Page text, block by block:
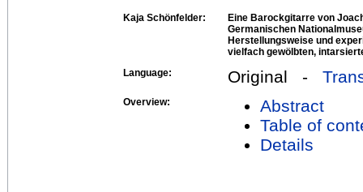
Kaja Schönfelder:
Eine Barockgitarre von
Germanischen
Herstellungsweise und
vielfach gewölbten,
Language:
Original -
Overview:
Abstract
Table of
Details